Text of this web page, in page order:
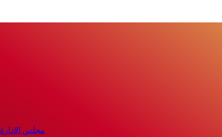
مجلس الإدارة